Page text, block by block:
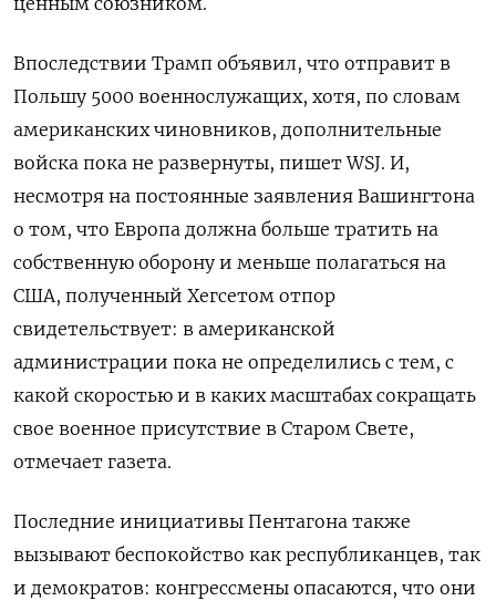
Впоследствии Трамп объявил, что отправит в
Польшу 5000 военнослужащих, хотя, по словам
американских чиновников, дополнительные
войска пока не развернуты, пишет WSJ. И,
несмотря на постоянные заявления Вашингтона
о том, что Европа должна больше тратить на
собственную оборону и меньше полагаться на
США, полученный Хегсетом отпор
свидетельствует: в американской
администрации пока не определились с тем, с
какой скоростью и в каких масштабах сокращать
свое военное присутствие в Старом Свете,
отмечает газета.
Последние инициативы Пентагона также
вызывают беспокойство как республиканцев, так
и демократов: конгрессмены опасаются, что они